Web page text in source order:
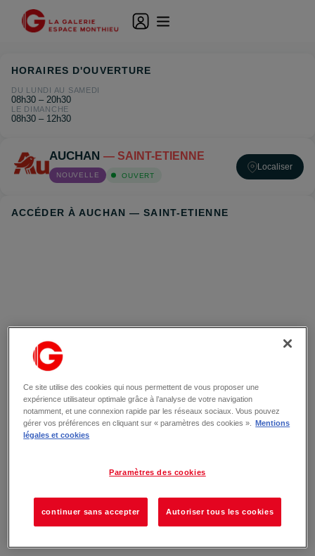
AUCHAN — SAINT-ETIENNE
NOUVELLE OUVERT
Localiser
ACCÉDER À AUCHAN — SAINT-ETIENNE
HORAIRES D'OUVERTURE
DU LUNDI AU SAMEDI
08h30 – 20h30
LE DIMANCHE
08h30 – 12h30
Ce site utilise des cookies qui nous permettent de vous proposer une
expérience utilisateur optimale grâce à l’analyse de votre navigation
notamment, et une connexion rapide par les réseaux sociaux. Vous pouvez
gérer vos préférences en cliquant sur « paramètres des cookies ».
Mentions
légales et cookies
Paramètres des cookies
continuer sans accepter Autoriser tous les cookies